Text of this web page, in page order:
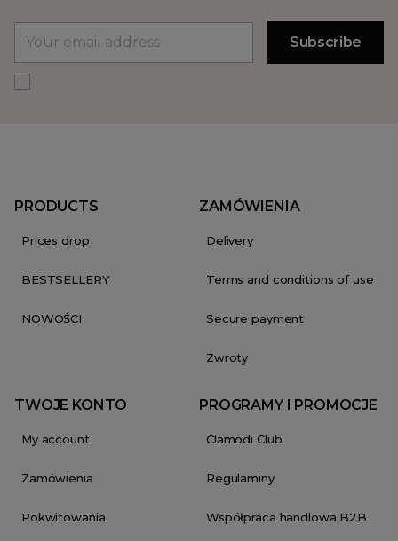
PRODUCTS
Prices drop
BESTSELLERY
NOWOŚCI
ZAMÓWIENIA
Delivery
Terms and conditions of use
Secure payment
Zwroty
TWOJE KONTO
My account
Zamówienia
Pokwitowania
PROGRAMY I PROMOCJE
Clamodi Club
Regulaminy
Współpraca handlowa B2B